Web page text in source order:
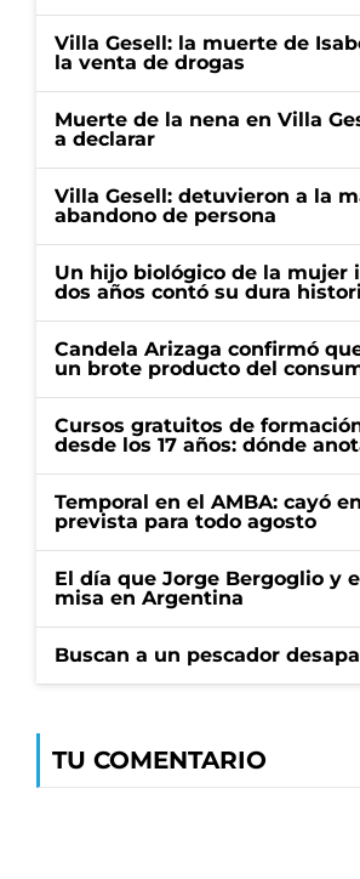
Villa Gesell: la muerte de
la venta de drogas
Muerte de la nena en Villa
a declarar
Villa Gesell: detuvieron a la
abandono de persona
Un hijo biológico de la mujer
dos años contó su dura
Candela Arizaga confirmó
un brote producto del
Cursos gratuitos de
desde los 17 años: dónde
Temporal en el AMBA: cayó
prevista para todo agosto
El día que Jorge Bergoglio y
misa en Argentina
Buscan a un pescador
TU COMENTARIO